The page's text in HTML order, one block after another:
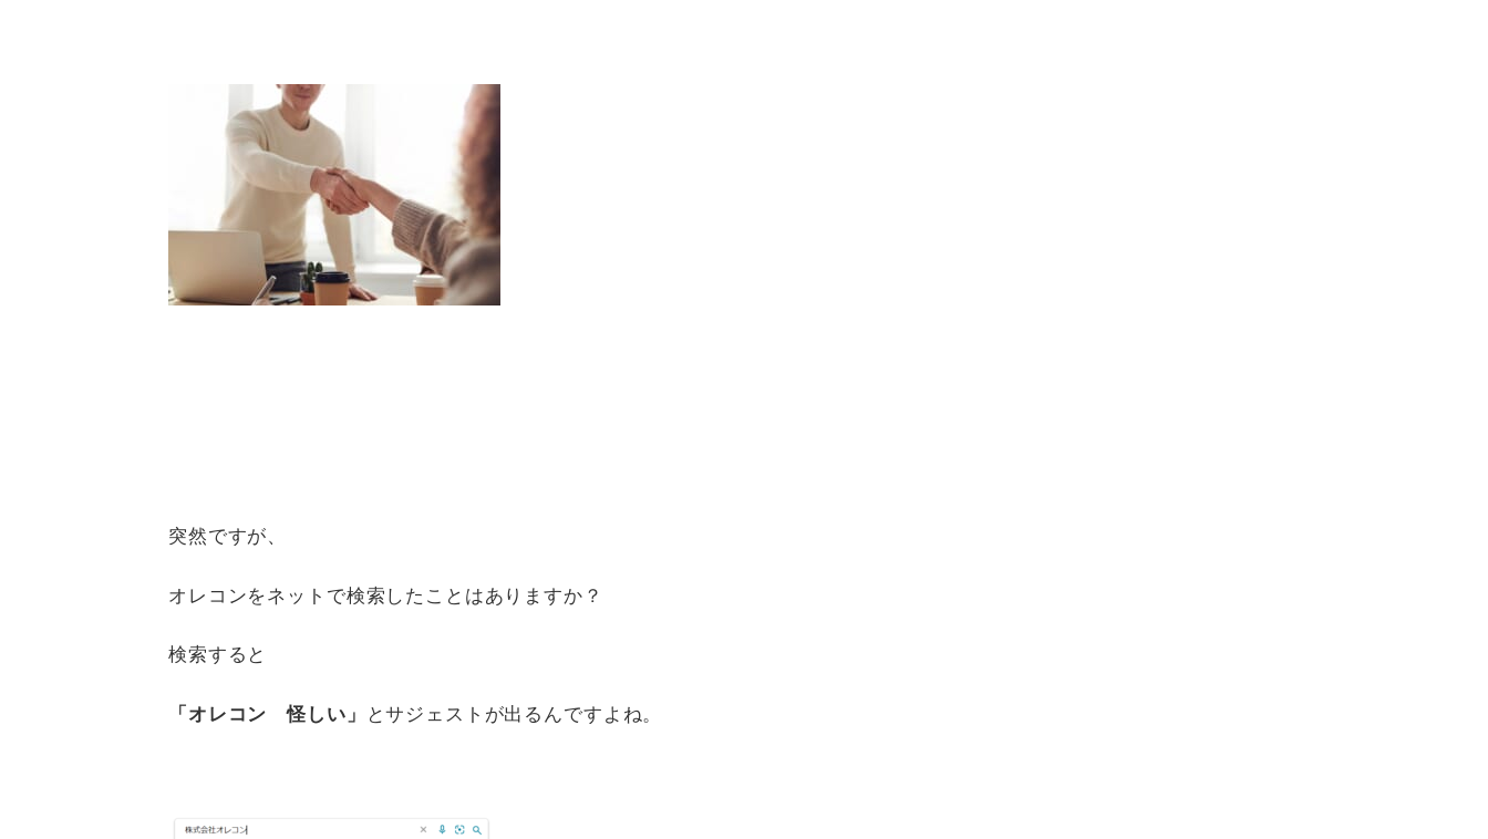
突然ですが、
オレコンをネットで検索したことはありますか？
検索すると
「オレコン 怪しい」 とサジェストが出るんですよね。